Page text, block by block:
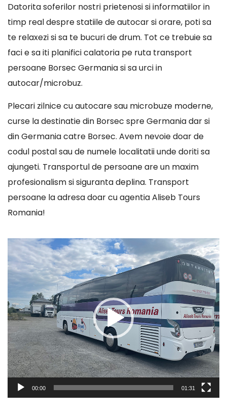
Datorita soferilor nostri prietenosi si informatiilor in
timp real despre statiile de autocar si orare, poti sa
te relaxezi si sa te bucuri de drum. Tot ce trebuie sa
faci e sa iti planifici calatoria pe ruta transport
persoane Borsec Germania si sa urci in
autocar/microbuz.
Plecari zilnice cu autocare sau microbuze moderne,
curse la destinatie din Borsec spre Germania dar si
din Germania catre Borsec. Avem nevoie doar de
codul postal sau de numele localitatii unde doriti sa
ajungeti. Transportul de persoane are un maxim
profesionalism si siguranta deplina. Transport
persoane la adresa doar cu agentia Aliseb Tours
Romania!
Player
video
00:00 01:31